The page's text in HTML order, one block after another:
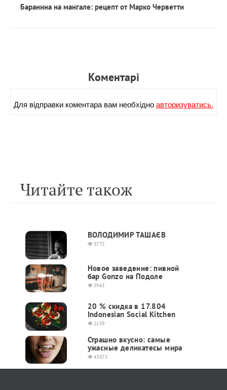
Баранина на мангале: рецепт от Марко Черветти
Коментарi
Для вiдправки коментара вам необхiдноавторизуватись.
Читайте також
ВОЛОДИМИР ТАШАЄВ
3772
Новое заведение: пивной
бар Gonzo на Подоле
3963
20 % скидка в 17.804
Indonesian Social Kitchen
2159
Страшно вкусно: самые
ужасные деликатесы мира
43075